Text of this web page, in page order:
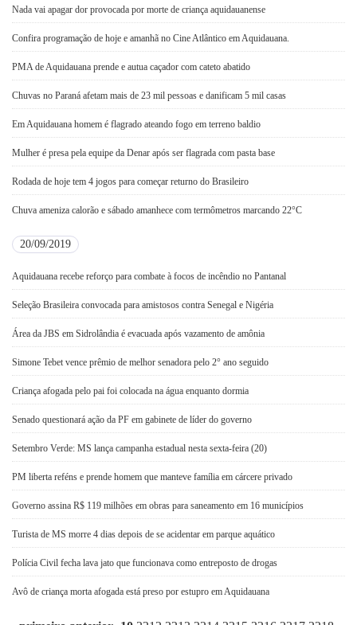
Nada vai apagar dor provocada por morte de criança aquidauanense
Confira programação de hoje e amanhã no Cine Atlântico em Aquidauana.
PMA de Aquidauana prende e autua caçador com cateto abatido
Chuvas no Paraná afetam mais de 23 mil pessoas e danificam 5 mil casas
Em Aquidauana homem é flagrado ateando fogo em terreno baldio
Mulher é presa pela equipe da Denar após ser flagrada com pasta base
Rodada de hoje tem 4 jogos para começar returno do Brasileiro
Chuva ameniza calorão e sábado amanhece com termômetros marcando 22°C
20/09/2019
Aquidauana recebe reforço para combate à focos de incêndio no Pantanal
Seleção Brasileira convocada para amistosos contra Senegal e Nigéria
Área da JBS em Sidrolândia é evacuada após vazamento de amônia
Simone Tebet vence prêmio de melhor senadora pelo 2° ano seguido
Criança afogada pelo pai foi colocada na água enquanto dormia
Senado questionará ação da PF em gabinete de líder do governo
Setembro Verde: MS lança campanha estadual nesta sexta-feira (20)
PM liberta reféns e prende homem que manteve família em cárcere privado
Governo assina R$ 119 milhões em obras para saneamento em 16 municípios
Turista de MS morre 4 dias depois de se acidentar em parque aquático
Polícia Civil fecha lava jato que funcionava como entreposto de drogas
Avô de criança morta afogada está preso por estupro em Aquidauana